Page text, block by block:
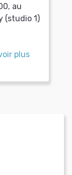
au
(studio 1)
plus